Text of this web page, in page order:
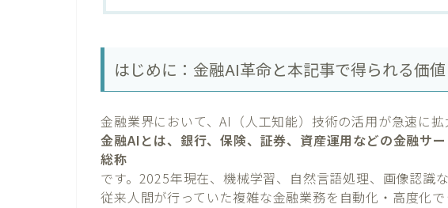
はじめに：金融AI革命と本記事で得られる価値
金融業界において、AI（人工知能）技術の活用が急速に拡
金融AIとは、銀行、保険、証券、資産運用などの金融サ
総称
です。2025年現在、機械学習、自然言語処理、画像認識
従来人間が行っていた複雑な金融業務を自動化・高度化で